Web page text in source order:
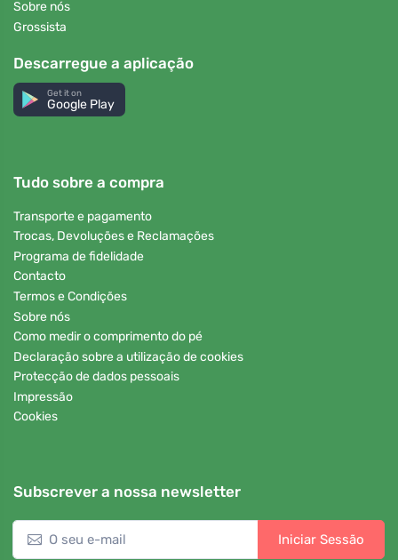
Sobre nós
Grossista
Descarregue a aplicação
Get it on
Google Play
Tudo sobre a compra
Transporte e pagamento
Trocas, Devoluções e Reclamações
Programa de fidelidade
Contacto
Termos e Condições
Sobre nós
Como medir o comprimento do pé
Declaração sobre a utilização de cookies
Protecção de dados pessoais
Impressão
Cookies
Subscrever a nossa newsletter
Iniciar Sessão